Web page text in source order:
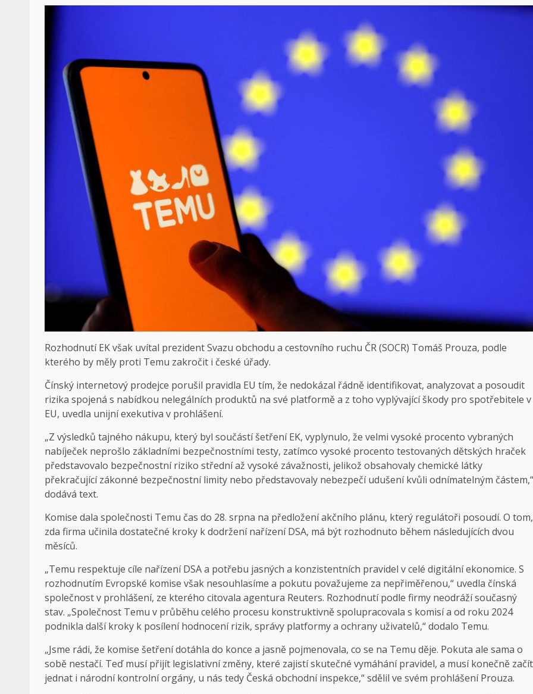
Rozhodnutí EK však uvítal prezident Svazu obchodu a cestovního ruchu ČR (SOCR) Tomáš Prouza, podle
kterého by měly proti Temu zakročit i české úřady.
Čínský internetový prodejce porušil pravidla EU tím, že nedokázal řádně identifikovat, analyzovat a posoudit
rizika spojená s nabídkou nelegálních produktů na své platformě a z toho vyplývající škody pro spotřebitele v
EU, uvedla unijní exekutiva v prohlášení.
„Z výsledků tajného nákupu, který byl součástí šetření EK, vyplynulo, že velmi vysoké procento vybraných
nabíječek neprošlo základními bezpečnostními testy, zatímco vysoké procento testovaných dětských hraček
představovalo bezpečnostní riziko střední až vysoké závažnosti, jelikož obsahovaly chemické látky
překračující zákonné bezpečnostní limity nebo představovaly nebezpečí udušení kvůli odnímatelným částem,“
dodává text.
Komise dala společnosti Temu čas do 28. srpna na předložení akčního plánu, který regulátoři posoudí. O tom,
zda firma učinila dostatečné kroky k dodržení nařízení DSA, má být rozhodnuto během následujících dvou
měsíců.
„Temu respektuje cíle nařízení DSA a potřebu jasných a konzistentních pravidel v celé digitální ekonomice. S
rozhodnutím Evropské komise však nesouhlasíme a pokutu považujeme za nepřiměřenou,“ uvedla čínská
společnost v prohlášení, ze kterého citovala agentura Reuters. Rozhodnutí podle firmy neodráží současný
stav. „Společnost Temu v průběhu celého procesu konstruktivně spolupracovala s komisí a od roku 2024
podnikla další kroky k posílení hodnocení rizik, správy platformy a ochrany uživatelů,“ dodalo Temu.
„Jsme rádi, že komise šetření dotáhla do konce a jasně pojmenovala, co se na Temu děje. Pokuta ale sama o
sobě nestačí. Teď musí přijít legislativní změny, které zajistí skutečné vymáhání pravidel, a musí konečně začít
jednat i národní kontrolní orgány, u nás tedy Česká obchodní inspekce,“ sdělil ve svém prohlášení Prouza.